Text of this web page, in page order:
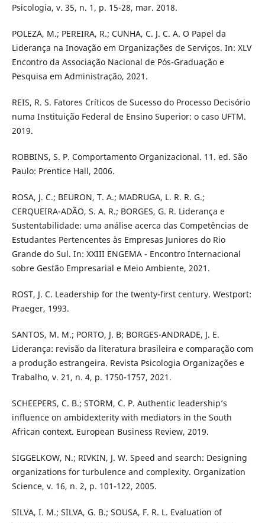
Psicologia, v. 35, n. 1, p. 15-28, mar. 2018.
POLEZA, M.; PEREIRA, R.; CUNHA, C. J. C. A. O Papel da
Liderança na Inovação em Organizações de Serviços. In: XLV
Encontro da Associação Nacional de Pós-Graduação e
Pesquisa em Administração, 2021.
REIS, R. S. Fatores Críticos de Sucesso do Processo Decisório
numa Instituição Federal de Ensino Superior: o caso UFTM.
2019.
ROBBINS, S. P. Comportamento Organizacional. 11. ed. São
Paulo: Prentice Hall, 2006.
ROSA, J. C.; BEURON, T. A.; MADRUGA, L. R. R. G.;
CERQUEIRA-ADÃO, S. A. R.; BORGES, G. R. Liderança e
Sustentabilidade: uma análise acerca das Competências de
Estudantes Pertencentes às Empresas Juniores do Rio
Grande do Sul. In: XXIII ENGEMA - Encontro Internacional
sobre Gestão Empresarial e Meio Ambiente, 2021.
ROST, J. C. Leadership for the twenty-ﬁrst century. Westport:
Praeger, 1993.
SANTOS, M. M.; PORTO, J. B; BORGES-ANDRADE, J. E.
Liderança: revisão da literatura brasileira e comparação com
a produção estrangeira. Revista Psicologia Organizações e
Trabalho, v. 21, n. 4, p. 1750-1757, 2021.
SCHEEPERS, C. B.; STORM, C. P. Authentic leadership’s
influence on ambidexterity with mediators in the South
African context. European Business Review, 2019.
SIGGELKOW, N.; RIVKIN, J. W. Speed and search: Designing
organizations for turbulence and complexity. Organization
Science, v. 16, n. 2, p. 101-122, 2005.
SILVA, I. M.; SILVA, G. B.; SOUSA, F. R. L. Evaluation of